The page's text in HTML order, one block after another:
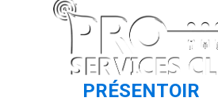
PRÉSENTOIR